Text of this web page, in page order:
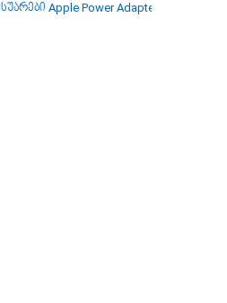
Apple Power Adapter Usb-C 20W